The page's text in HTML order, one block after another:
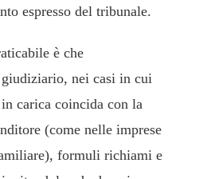
espresso del tribunale.
è che
nei casi in cui
carica coincida con la
(come nelle imprese
formuli richiami e